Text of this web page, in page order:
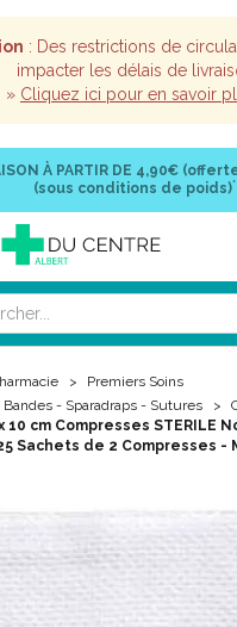
: Des restrictions de
impacter les délais de
» Cliquez ici pour en savoir
À PARTIR DE 4,90€
(sous conditions de poids)*
Premiers Soins
- Sparadraps - Sutures
10 cm Compresses STERILE
Sachets de 2 Compresses -